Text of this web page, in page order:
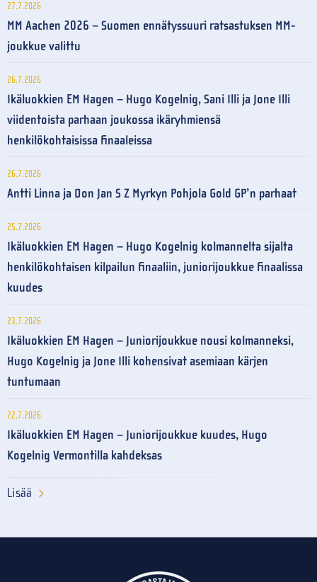
27.7.2026
MM Aachen 2026 – Suomen ennätyssuuri ratsastuksen MM-
joukkue valittu
26.7.2026
Ikäluokkien EM Hagen – Hugo Kogelnig, Sani Illi ja Jone Illi
viidentoista parhaan joukossa ikäryhmiensä
henkilökohtaisissa finaaleissa
26.7.2026
Antti Linna ja Don Jan S Z Myrkyn Pohjola Gold GP’n parhaat
25.7.2026
Ikäluokkien EM Hagen – Hugo Kogelnig kolmannelta sijalta
henkilökohtaisen kilpailun finaaliin, juniorijoukkue finaalissa
kuudes
23.7.2026
Ikäluokkien EM Hagen – Juniorijoukkue nousi kolmanneksi,
Hugo Kogelnig ja Jone Illi kohensivat asemiaan kärjen
tuntumaan
22.7.2026
Ikäluokkien EM Hagen – Juniorijoukkue kuudes, Hugo
Kogelnig Vermontilla kahdeksas
Lisää